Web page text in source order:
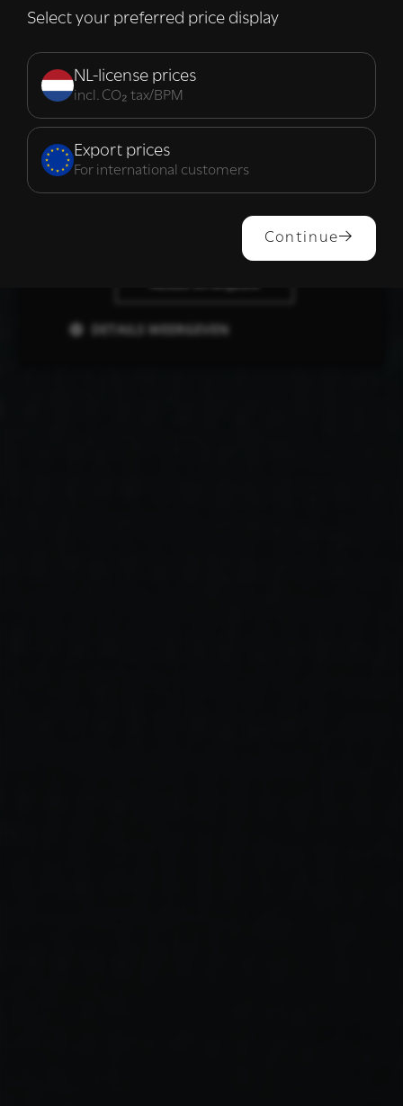
Select your preferred price display
NL-license prices
incl. CO₂ tax/BPM
Export prices
For international customers
Continue
van hun diensten. Lees verder
Strikt
noodzakelijk
Prestatie Targeting
ALLES ACCEPTEREN
DETAILS WEERGEVEN